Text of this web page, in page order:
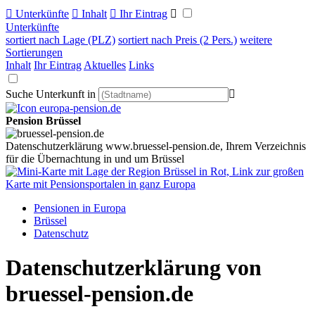
 Unterkünfte  Inhalt  Ihr Eintrag 
Unterkünfte
sortiert nach Lage (PLZ) sortiert nach Preis (2 Pers.) weitere
Sortierungen
Inhalt Ihr Eintrag Aktuelles Links
Suche Unterkunft in 
Pension Brüssel
Datenschutzerklärung www.bruessel-pension.de, Ihrem Verzeichnis
für die Übernachtung in und um Brüssel
Pensionen in Europa
Brüssel
Datenschutz
Datenschutzerklärung von
bruessel-pension.de